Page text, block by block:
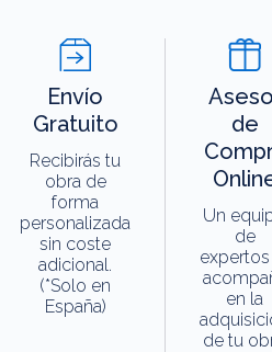
Envío
Gratuito
Recibirás tu
obra de
forma
personalizada
sin coste
adicional.
(*Solo en
España)
de
Un
de
en la
de tu